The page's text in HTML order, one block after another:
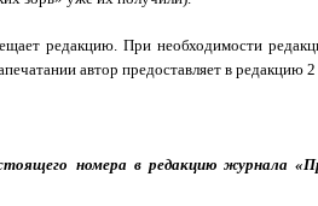
редакцию. При необходимости
автор предоставляет в редакцию 2
номера в редакцию журнала